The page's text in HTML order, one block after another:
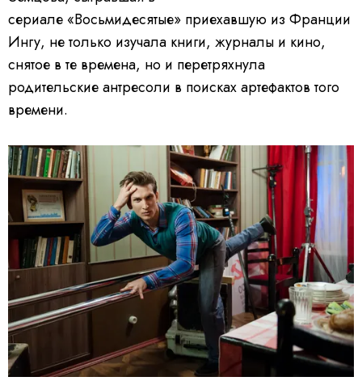
сериале «Восьмидесятые» приехавшую из Франции
Ингу, не только изучала книги, журналы и кино,
снятое в те времена, но и перетряхнула
родительские антресоли в поисках артефактов того
времени.